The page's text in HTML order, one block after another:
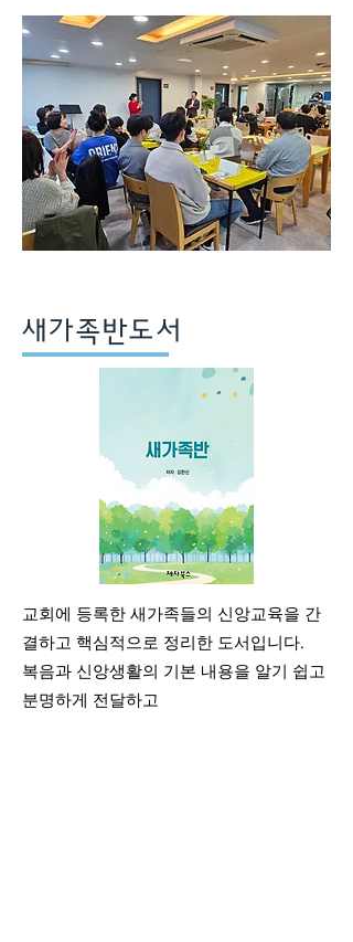
새가족반도서
교회에 등록한 새가족들의 신앙교육을 간
결하고 핵심적으로 정리한 도서입니다.
복음과 신앙생활의 기본 내용을 알기 쉽고
분명하게 전달하고